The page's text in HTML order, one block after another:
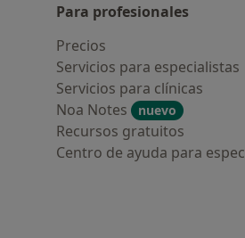
Para profesionales
Precios
Servicios para especialistas
Servicios para clínicas
Noa Notes
nuevo
Recursos gratuitos
Centro de ayuda para